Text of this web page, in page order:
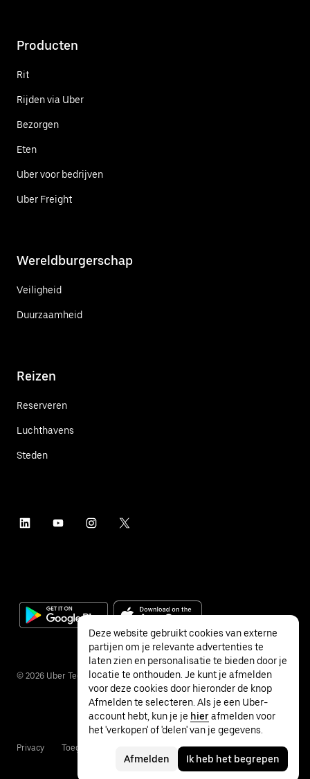
Producten
Rit
Rijden via Uber
Bezorgen
Eten
Uber voor bedrijven
Uber Freight
Wereldburgerschap
Veiligheid
Duurzaamheid
Reizen
Reserveren
Luchthavens
Steden
© 2026 Uber Technologies Inc.
Privacy Toegankelijkheid Voorwaarden
Deze website gebruikt cookies van externe
partijen om je relevante advertenties te
laten zien en personalisatie te bieden door je
locatie te onthouden. Je kunt je afmelden
voor deze cookies door hieronder de knop
Afmelden te selecteren. Als je een Uber-
account hebt, kun je je hierafmelden voor
het 'verkopen' of 'delen' van je gegevens.
Afmelden Ik heb het begrepen